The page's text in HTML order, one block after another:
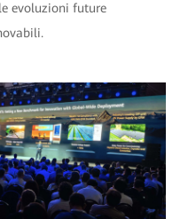
evoluzioni future